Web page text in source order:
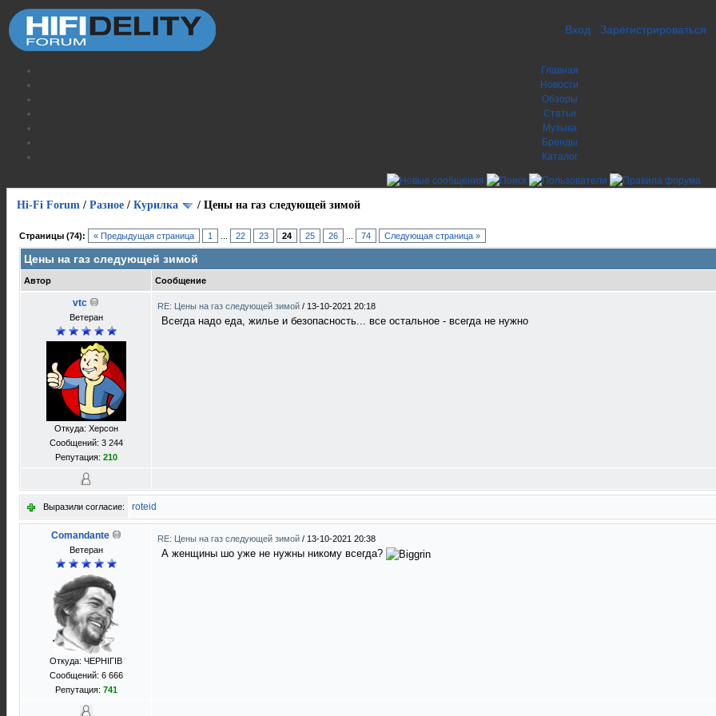
Вход Зарегистрироваться
Главная
Новости
Обзоры
Статьи
Музыка
Бренды
Каталог
Hi-Fi Forum / Разное / Курилка / Цены на газ следующей зимой
Страницы (74): « Предыдущая страница 1 22 23 24 25 26 74 Следующая страница »
Цены на газ следующей зимой
Автор Сообщение
vtc
Ветеран
Откуда: Херсон
Сообщений: 3 244
Репутация: 210
RE: Цены на газ следующей зимой / 13-10-2021 20:18
Всегда надо еда, жилье и безопасность... все остальное - всегда не нужно
Выразили согласие: roteid
Comandante
Ветеран
Откуда: ЧЕРНIГIВ
Сообщений: 6 666
Репутация: 741
RE: Цены на газ следующей зимой / 13-10-2021 20:38
А женщины шо уже не нужны никому всегда?